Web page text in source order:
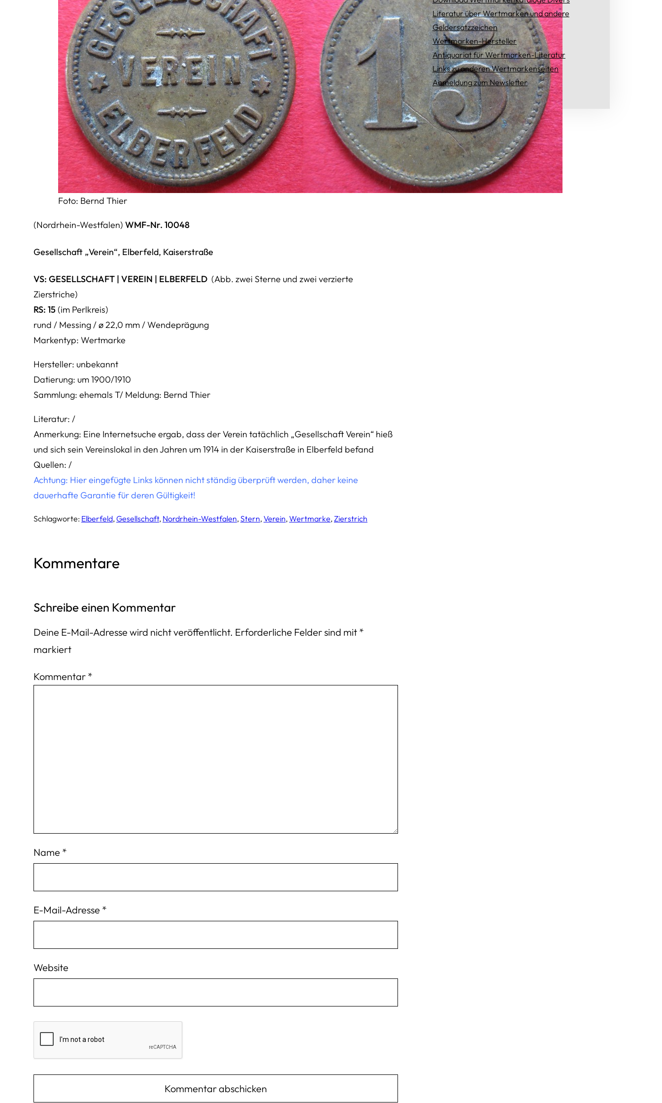
Foto: Bernd Thier
(Nordrhein-Westfalen) WMF-Nr. 10048
Gesellschaft „Verein“, Elberfeld, Kaiserstraße
VS: GESELLSCHAFT | VEREIN | ELBERFELD (Abb. zwei Sterne und zwei verzierte
Zierstriche)
RS: 15 (im Perlkreis)
rund / Messing / ø 22,0 mm / Wendeprägung
Markentyp: Wertmarke
Hersteller: unbekannt
Datierung: um 1900/1910
Sammlung: ehemals T/ Meldung: Bernd Thier
Literatur: /
Anmerkung: Eine Internetsuche ergab, dass der Verein tatächlich „Gesellschaft Verein“ hieß
und sich sein Vereinslokal in den Jahren um 1914 in der Kaiserstraße in Elberfeld befand
Quellen: /
Achtung: Hier eingefügte Links können nicht ständig überprüft werden, daher keine
dauerhafte Garantie für deren Gültigkeit!
Schlagworte: Elberfeld, Gesellschaft, Nordrhein-Westfalen, Stern, Verein, Wertmarke, Zierstrich
Kommentare
Schreibe einen Kommentar
Deine E-Mail-Adresse wird nicht veröffentlicht. Erforderliche Felder sind mit *
markiert
Kommentar *
Name *
E-Mail-Adresse *
Website
Literatur über Wertmarken und andere
Geldersatzzeichen
Wertmarken-Hersteller
Antiquariat für Wertmarken-Literatur
Links zu anderen Wertmarkenseiten
Anmeldung zum Newsletter